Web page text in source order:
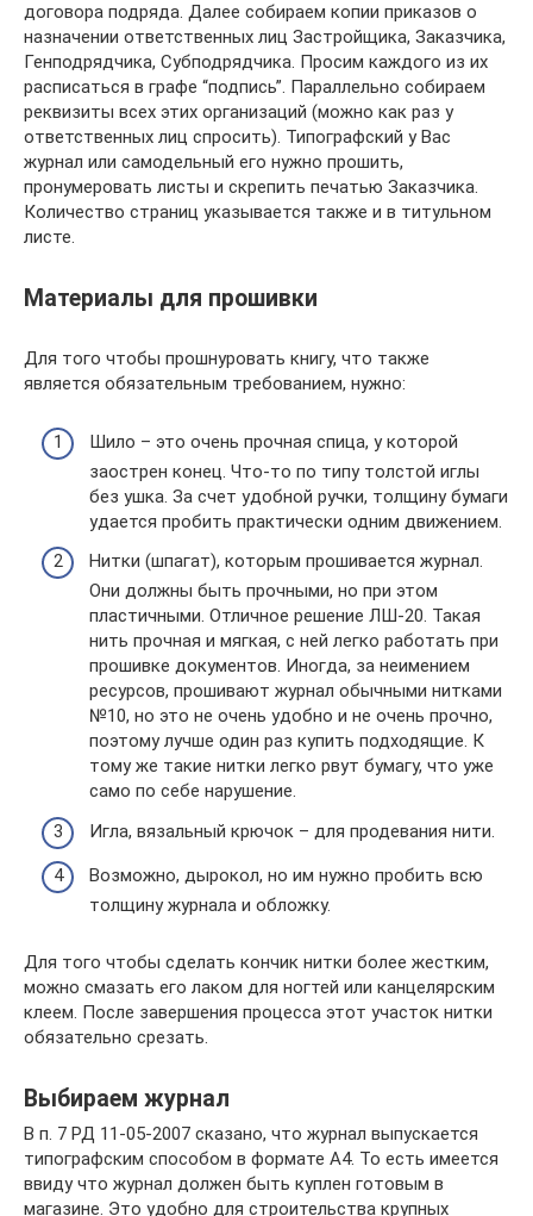
договора подряда. Далее собираем копии приказов о
назначении ответственных лиц Застройщика, Заказчика,
Генподрядчика, Субподрядчика. Просим каждого из их
расписаться в графе “подпись”. Параллельно собираем
реквизиты всех этих организаций (можно как раз у
ответственных лиц спросить). Типографский у Вас
журнал или самодельный его нужно прошить,
пронумеровать листы и скрепить печатью Заказчика.
Количество страниц указывается также и в титульном
листе.
Материалы для прошивки
Для того чтобы прошнуровать книгу, что также
является обязательным требованием, нужно:
Шило – это очень прочная спица, у которой
заострен конец. Что-то по типу толстой иглы
без ушка. За счет удобной ручки, толщину бумаги
удается пробить практически одним движением.
Нитки (шпагат), которым прошивается журнал.
Они должны быть прочными, но при этом
пластичными. Отличное решение ЛШ-20. Такая
нить прочная и мягкая, с ней легко работать при
прошивке документов. Иногда, за неимением
ресурсов, прошивают журнал обычными нитками
№10, но это не очень удобно и не очень прочно,
поэтому лучше один раз купить подходящие. К
тому же такие нитки легко рвут бумагу, что уже
само по себе нарушение.
Игла, вязальный крючок – для продевания нити.
Возможно, дырокол, но им нужно пробить всю
толщину журнала и обложку.
Для того чтобы сделать кончик нитки более жестким,
можно смазать его лаком для ногтей или канцелярским
клеем. После завершения процесса этот участок нитки
обязательно срезать.
Выбираем журнал
В п. 7 РД 11-05-2007 сказано, что журнал выпускается
типографским способом в формате А4. То есть имеется
ввиду что журнал должен быть куплен готовым в
магазине. Это удобно для строительства крупных